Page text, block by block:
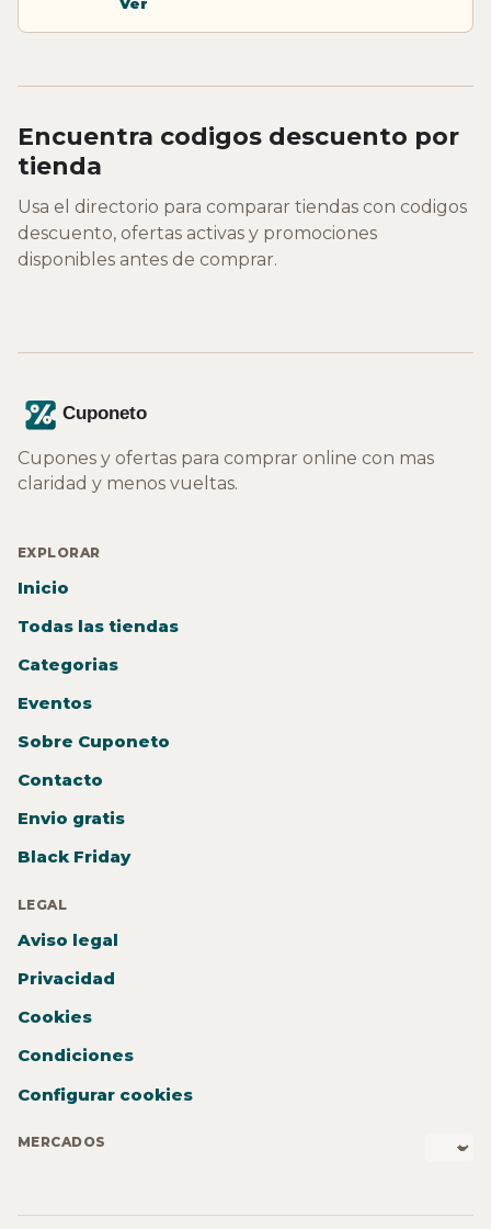
Encuentra codigos descuento por
tienda
Usa el directorio para comparar tiendas con codigos
descuento, ofertas activas y promociones
disponibles antes de comprar.
Cupones y ofertas para comprar online con mas
claridad y menos vueltas.
EXPLORAR
Inicio
Todas las tiendas
Categorias
Eventos
Sobre Cuponeto
Contacto
Envio gratis
Black Friday
LEGAL
Aviso legal
Privacidad
Cookies
Condiciones
Configurar cookies
MERCADOS